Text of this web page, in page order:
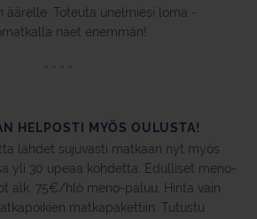
äärelle. Toteuta unelmiesi loma -
näet enemmän!
* * * *
HELPOSTI MYÖS OULUSTA!
lähdet sujuvasti matkaan nyt myös
yli 30 upeaa kohdetta. Edulliset meno-
alk. 75€/hlö meno-paluu. Hinta vain
matkapakettiin. Tutustu